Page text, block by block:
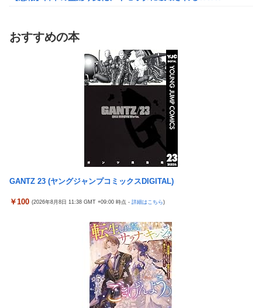
「FF10の名シーン」←思い浮かべたもの
台風13号のルート、ほぼ確定する
TBS新人アナ ブラチラ、お尻くっきり、Y字開脚！！
【重音テト】コナミデフォルメフィギュア「重音テト 通常衣装
Ver.」「重音テト SV衣装Ver.」【彩色原型公開】
ホビーサクラ「真の点P 私服Ver.」美少女フィギュア【予約開
【宇崎ちゃんは遊びたい！】BiCute Bunnies Figure「宇崎花」
「宇崎月」メタリックパープルver. プライズフィギュア【ラウン
ドワン限定で展開決定】
だわ！
【艦これ】ひみつの通り道 他
【艦これ】ナマケモノアガノウサギ 他
海外「日本は戦勝国なんだよ」 戦後の日本人の特別な生き様に各
【画像】居酒屋さん、6人で長居して会計4939円しか使わない客
にお気持ち表明してしまう←コレどっちが悪いんや？？？？？？
【艦これ】でもイベントのたびに思うんだ 空母機動部隊ってクソ
【艦これ】ひみつの通り道 他
【艦これ】ナマケモノアガノウサギ 他
ジャングリア沖縄「3万円です」←ディズニー超えの強気価格ｗ
佐藤二朗、橋本愛との騒動で主演映画が完全白紙へｗｗｗｗｗ
ひろゆき「出馬する気ないから話さなかった」妻「それでも不誠
実だろ」→離婚協議へｗｗｗｗｗ
大竹しのぶ「戦争放棄の国であり続けよう」←この投稿が話題に
【悲報】瀬戸環奈がスタイルよすぎて一般男性が隣に並ぶとチン
女芸人の吉住さん（36）メイクしたら普通に美人の部類だったと
判明ｗｗｗｗｗｗｗｗｗ
大竹しのぶ「戦争放棄の国であり続けよう」←この投稿が話題に
倉木しおりアリスJAPAN8月新作「先っぽだけなら浮気じゃない
よ？イケないギリギリの焦らし責めに屈し膣奥深ハメ浮気」理性
おすすめの本
GANTZ 23 (ヤングジャンプコミックスDIGITAL)
￥100 (2026年8月8日 11:38 GMT +09:00 時点 - 詳細はこちら)